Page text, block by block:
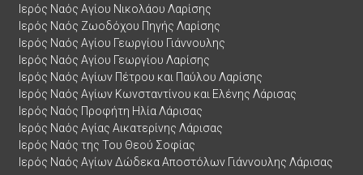
Ιερός Ναός Αγίου Νικολάου Λαρίσης
Ιερός Ναός Ζωοδόχου Πηγής Λαρίσης
Ιερός Ναός Αγίου Γεωργίου Γιάννουλης
Ιερός Ναός Αγίου Γεωργίου Λαρίσης
Ιερός Ναός Αγίων Πέτρου και Παύλου Λαρίσης
Ιερός Ναός Αγίων Κωνσταντίνου και Ελένης Λάρισας
Ιερός Ναός Προφήτη Ηλία Λάρισας
Ιερός Ναός Αγίας Αικατερίνης Λάρισας
Ιερός Ναός της Του Θεού Σοφίας
Ιερός Ναός Αγίων Δώδεκα Αποστόλων Γιάννουλης Λάρισας